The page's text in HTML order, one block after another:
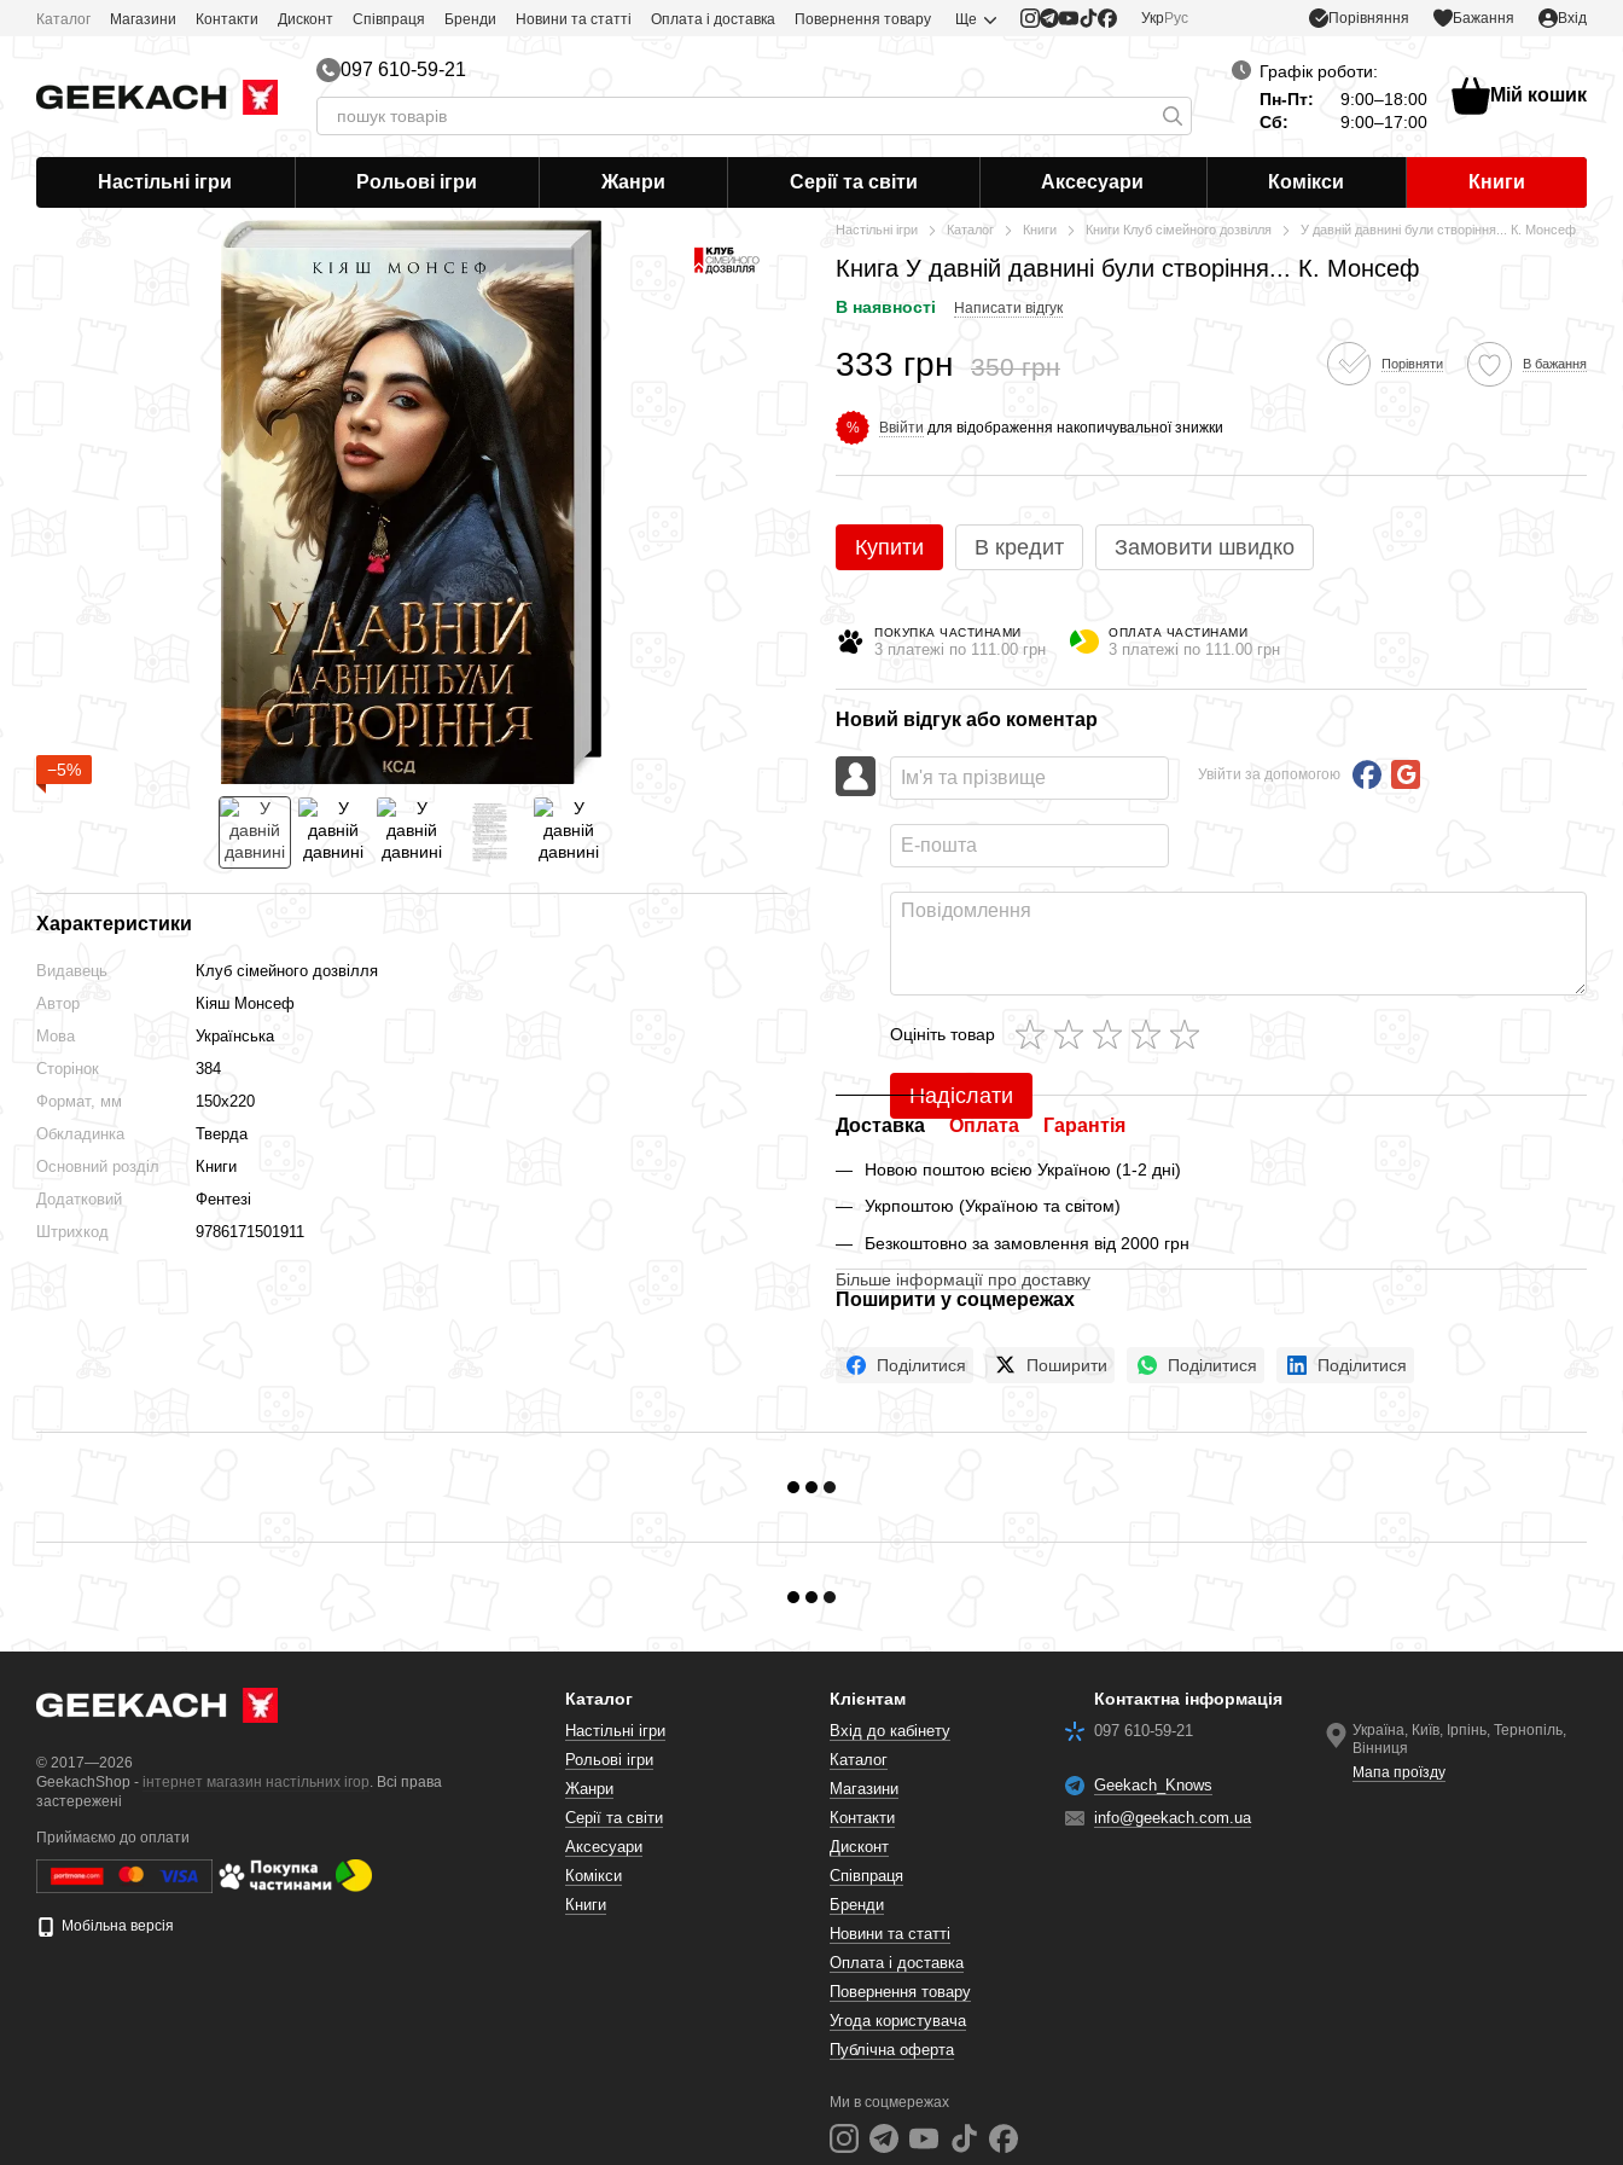
Перейти до основного контенту
Каталог Магазини Контакти Дисконт Співпраця Бренди Новини та статті Оплата і доставка Повернення товару Ще УкрРус Порівняння Бажання Вхід
097 610-59-21
Графік роботи:
Пн-Пт:
9:00–18:00
Сб:
9:00–17:00
Мій кошик
Настільні ігри Рольові ігри Жанри Серії та світи Аксесуари Комікси Книги
−5%
Характеристики
Видавець
Клуб сімейного дозвілля
Автор
Кіяш Монсеф
Мова
Українська
Сторінок
384
Формат, мм
150x220
Обкладинка
Тверда
Основний розділ
Книги
Додатковий
Фентезі
Штрихкод
9786171501911
Настільні ігри Каталог Книги Книги Клуб сімейного дозвілля У давній давнині були створіння... К. Монсеф
Книга У давній давнині були створіння... К. Монсеф
В наявності Написати відгук
333 грн 350 грн Порівняти В бажання
% Ввійти для відображення накопичувальної знижки
Купити В кредит Замовити швидко
ПОКУПКА ЧАСТИНАМИ
3 платежі по 111.00 грн
ОПЛАТА ЧАСТИНАМИ
3 платежі по 111.00 грн
Новий відгук або коментар
Увійти за допомогою
Оцініть товар
Надіслати
Доставка Оплата Гарантія
Новою поштою всією Україною (1-2 дні)
Укрпоштою (Україною та світом)
Безкоштовно за замовлення від 2000 грн
Більше інформації про доставку
Поширити у соцмережах
Поділитися Поширити Поділитися Поділитися
© 2017—2026
GeekachShop - інтернет магазин настільних ігор. Всі права
застережені
Приймаємо до оплати
Мобільна версія
Каталог
Настільні ігри
Рольові ігри
Жанри
Серії та світи
Аксесуари
Комікси
Книги
Клієнтам
Вхід до кабінету
Каталог
Магазини
Контакти
Дисконт
Співпраця
Бренди
Новини та статті
Оплата і доставка
Повернення товару
Угода користувача
Публічна оферта
Ми в соцмережах
Контактна інформація
097 610-59-21
Geekach_Knows
info@geekach.com.ua
Україна, Київ, Ірпінь, Тернопіль,
Вінниця
Мапа проїзду